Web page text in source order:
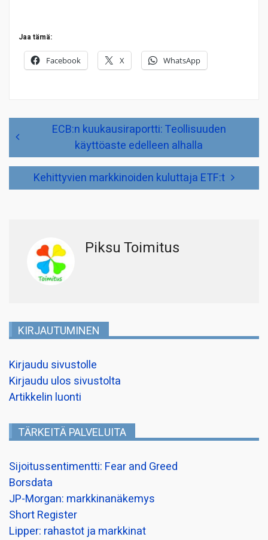
Jaa tämä:
Facebook X WhatsApp
selaus
ECB:n kuukausiraportti: Teollisuuden
käyttöaste edelleen alhalla
Kehittyvien markkinoiden kuluttaja ETF:t
Piksu Toimitus
KIRJAUTUMINEN
Kirjaudu sivustolle
Kirjaudu ulos sivustolta
Artikkelin luonti
TÄRKEITÄ PALVELUITA
Sijoitussentimentti: Fear and Greed
Borsdata
JP-Morgan: markkinanäkemys
Short Register
Lipper: rahastot ja markkinat